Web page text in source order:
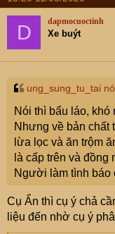
D dapmocuoctinh
Xe buýt
ung_sung_tu_tai
Nói thì bẩu láo, khó
Nhưng về bản chất
lừa lọc và ăn trộm
là cấp trên và đồng
Người làm tình báo
Cụ Ẩn thì cụ ý chả
liệu đến nhờ cụ ý